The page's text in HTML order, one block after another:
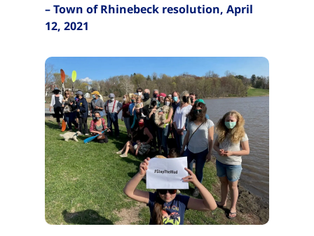
– Town of Rhinebeck resolution, April
12, 2021​​​​‌ ‍ ​‍​‍‌‍ ‌ ​‍‌‍‍‌‌‍‌ ‌‍‍‌‌‍ ‍​‍​‍​ ‍‍​‍​‍‌ ​ ‌‍​‌‌‍ ‍‌‍‍‌‌ ‌​‌ ‍‌​‍ ‍‌‍‍‌‌‍ ​‍​‍​‍ ​​‍​‍‌‍‍​‌ ​‍‌‍‌‌‌‍‌‍​‍​‍​ ‍‍​‍​‍‌‍‍​‌ ‌​‌ ‌​‌ ​​‌ ​ ​ ‍‍​‍ ​‍ ‌‍​ ‌‍ ‌‌ ​ ​‍ ‍‌‍ ‌‌‍​‌‌‍‍‌‌‍ ‍​‍ ‍​ ​‍​ ​​​ ​‍​ ‌​‌ ​‍‌‍‌‌‌‍‌​‌‍‌‌‌ ​ ‌‍‍‌‌‍‌ ‌‍ ‍​‍ ‍‌ ​‍‌‍‍‌‌ ‌‍‌‍‌‌‌ ​‍‌‍‍ ‌‍‌‌‌‍‌‌‌ ​​‌‍‌‌‌ ​‍​‍ ‍‌‍ ‌ ​‍‌‍‌ ​‍ ‌‍‍‌‌‍ ‍‌ ‌​‌‍‌‌‌‍ ‍‌ ‌​​‍ ‌‍‌‌‌‍‌​‌‍‍‌‌ ‌​​‍ ‌‍ ‌‌‍ ‌‍‌​‌‍‌‌​ ‌‌ ​​‌ ​‍‌‍‌‌‌ ​ ‌‍‌‌‌‍ ‍‌ ‌​‌‍​‌‌ ‌​‌‍‍‌‌‍ ‌‍ ‍​ ‍ ‌‍‍‌‌‍‌​​ ‌​ ‌ ​ ​‌​ ​‌​ ​‌​ ​ ‌‍​‌​ ​​​ ​ ​‍ ‌​ ​‌​ ‌​​ ‌‌‌‍​ ​‍ ‌​ ‌​‌‍​‍​ ‌‌​ ‌ ​‍ ‌‌‍​‍​ ​​​ ‌‍‌‍​ ​‍ ‌​ ​​​ ‌ ​ ‌‌​ ​​​ ‍‌​ ​ ​ ​‍‌‍‌‍​ ​​​ ‍‌​ ​‌‌‍​‌​ ‍ ‌ ‌​‌ ‍‌‌ ​​‌‍‌‌​ ‌‌‍​‌‌ ​‍‌ ‌​‌‍‍‌‌‍​ ‌‍ ​‌‍‌‌​ ‍ ‌ ​​‌‍​‌‌ ‌​‌‍‍​​ ‌‌‍​ ‌‍ ‌‍ ‍‌ ‌​‌‍‌‌‌‍ ‍‌ ‌​​‍‌‌​ ‌‌‌​​‍‌‌ ‌‍‍ ‌‍‌‌‌ ‍‌​‍‌‌​ ​ ‌​‌​​‍‌‌​ ​ ‌​‌​​‍‌‌​ ​‍​ ​‍‌‍​‌​ ​‌​ ​ ‌‍‌‌​ ​‍‌‍​‍​ ​‌‌‍‌​​ ‌‌​ ‍​‌‍​‌​ ‌​​‍‌‌​ ​‍​ ​‍​‍‌‌​ ‌‌‌​‌​​‍ ‍‌‍​ ‌‍‍​‌‍‍‌‌‍ ​‌‍‌​‌ ​‍‌‍‌‌‌‍ ‍​‍‌‌​ ‌‌‌​​‍‌‌ ‌‍‍ ‌‍‌‌‌ ‍‌​‍‌‌​ ​ ‌​‌​​‍‌‌​ ​ ‌​‌​​‍‌‌​ ​‍​ ​‍‌‍​‌​ ​‌​ ​ ‌‍‌‌​ ​‍‌‍​‍​ ​‌‌‍‌​​ ‌‌​ ‍​‌‍​‌​ ‌​​ ​​​‍‌‌​ ​‍​ ​‍​‍‌‌​ ‌‌‌​‌​​‍ ‍‌ ‌​‌‍‌‌‌ ‍​‌ ‌​​ ‌‍​‍‌‍​‌‌ ​ ‌‍‌‌‌‌‌‌‌ ​‍‌‍ ​​ ‌‌‍‍​‌ ‌​‌ ‌​‌ ​​‌ ​ ​‍‌‌​ ​ ‌​​‌​‍‌‌​ ​‍‌​‌‍​‍‌‌​ ​‍‌​‌‍‌‍​ ‌‍ ‌‌ ​ ​‍ ‍‌‍ ‌‌‍​‌‌‍‍‌‌‍ ‍​‍ ‍​ ​‍​ ​​​ ​‍​ ‌​‌ ​‍‌‍‌‌‌‍‌​‌‍‌‌‌ ​ ‌‍‍‌‌‍‌ ‌‍ ‍​‍ ‍‌ ​‍‌‍‍‌‌ ‌‍‌‍‌‌‌ ​‍‌‍‍ ‌‍‌‌‌‍‌‌‌ ​​‌‍‌‌‌ ​‍​‍ ‍‌‍ ‌ ​‍‌‍‌ ​‍‌‍‌‍‍‌‌‍‌​​ ‌​ ‌ ​ ​‌​ ​‌​ ​‌​ ​ ‌‍​‌​ ​​​ ​ ​‍ ‌​ ​‌​ ‌​​ ‌‌‌‍​ ​‍ ‌​ ‌​‌‍​‍​ ‌‌​ ‌ ​‍ ‌‌‍​‍​ ​​​ ‌‍‌‍​ ​‍ ‌​ ​​​ ‌ ​ ‌‌​ ​​​ ‍‌​ ​ ​ ​‍‌‍‌‍​ ​​​ ‍‌​ ​‌‌‍​‌​‍‌‍‌ ‌​‌ ‍‌‌ ​​‌‍‌‌​ ‌‌‍​‌‌ ​‍‌ ‌​‌‍‍‌‌‍​ ‌‍ ​‌‍‌‌​‍‌‍‌ ​​‌‍​‌‌ ‌​‌‍‍​​ ‌‌‍​ ‌‍ ‌‍ ‍‌ ‌​‌‍‌‌‌‍ ‍‌ ‌​​‍‌‌​ ‌‌‌​​‍‌‌ ‌‍‍ ‌‍‌‌‌ ‍‌​‍‌‌​ ​ ‌​‌​​‍‌‌​ ​ ‌​‌​​‍‌‌​ ​‍​ ​‍‌‍​‌​ ​‌​ ​ ‌‍‌‌​ ​‍‌‍​‍​ ​‌‌‍‌​​ ‌‌​ ‍​‌‍​‌​ ‌​​‍‌‌​ ​‍​ ​‍​‍‌‌​ ‌‌‌​‌​​‍ ‍‌‍​ ‌‍‍​‌‍‍‌‌‍ ​‌‍‌​‌ ​‍‌‍‌‌‌‍ ‍​‍‌‌​ ‌‌‌​​‍‌‌ ‌‍‍ ‌‍‌‌‌ ‍‌​‍‌‌​ ​ ‌​‌​​‍‌‌​ ​ ‌​‌​​‍‌‌​ ​‍​ ​‍‌‍​‌​ ​‌​ ​ ‌‍‌‌​ ​‍‌‍​‍​ ​‌‌‍‌​​ ‌‌​ ‍​‌‍​‌​ ‌​​ ​​​‍‌‌​ ​‍​ ​‍​‍‌‌​ ‌‌‌​‌​​‍ ‍‌ ‌​‌‍‌‌‌ ‍​‌ ‌​​‍‌‍‌ ​​‌‍‌‌‌ ​‍‌ ​ ‌ ​​‌‍‌‌‌‍​ ‌ ‌​‌‍‍‌‌ ‌‍‌‍‌‌​ ‌‌ ​​‌ ‌‌‌‍​‍‌‍ ​‌‍‍‌‌ ​ ‌‍‍​‌‍‌‌‌‍‌​​‍​‍‌ ‌